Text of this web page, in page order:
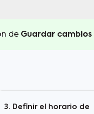
de Guardar cambios
3. Definir el horario de